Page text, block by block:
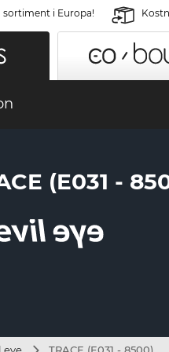
i Europa!
(E031 -